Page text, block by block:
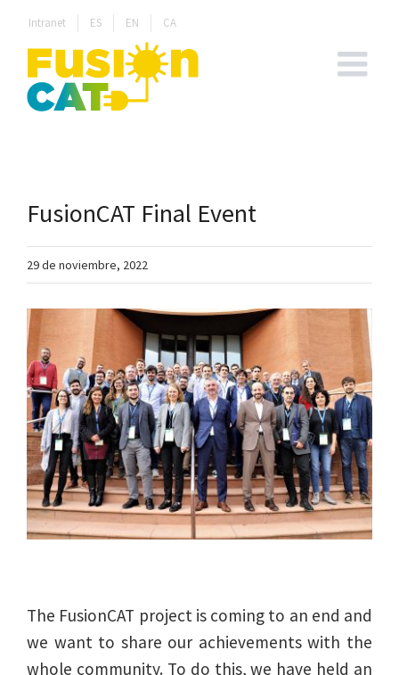
content
Intranet ES EN CA
FusionCAT Final Event
29 de noviembre, 2022
The FusionCAT project is coming to an end and
we want to share our achievements with the
whole community. To do this, we have held an